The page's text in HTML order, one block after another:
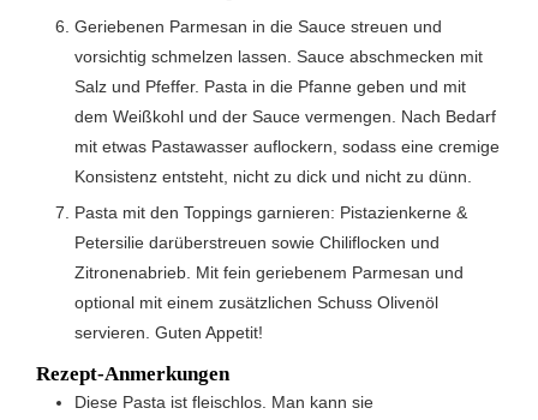
Geriebenen Parmesan in die Sauce streuen und
vorsichtig schmelzen lassen. Sauce abschmecken mit
Salz und Pfeffer. Pasta in die Pfanne geben und mit
dem Weißkohl und der Sauce vermengen. Nach Bedarf
mit etwas Pastawasser auflockern, sodass eine cremige
Konsistenz entsteht, nicht zu dick und nicht zu dünn.
Pasta mit den Toppings garnieren: Pistazienkerne &
Petersilie darüberstreuen sowie Chiliflocken und
Zitronenabrieb. Mit fein geriebenem Parmesan und
optional mit einem zusätzlichen Schuss Olivenöl
servieren. Guten Appetit!
Rezept-Anmerkungen
Diese Pasta ist fleischlos. Man kann sie